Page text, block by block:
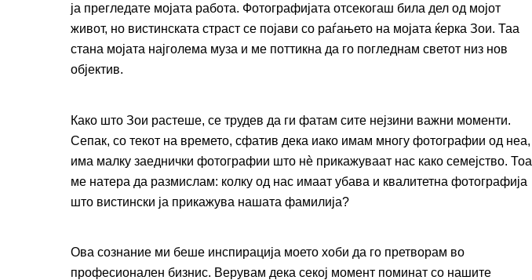
ја прегледате мојата работа. Фотографијата отсекогаш била дел од мојот
живот, но вистинската страст се појави со раѓањето на мојата ќерка Зои. Таа
стана мојата најголема муза и ме поттикна да го погледнам светот низ нов
објектив.
Како што Зои растеше, се трудев да ги фатам сите нејзини важни моменти.
Сепак, со текот на времето, сфатив дека иако имам многу фотографии од неа,
има малку заеднички фотографии што нè прикажуваат нас како семејство. Тоа
ме натера да размислам: колку од нас имаат убава и квалитетна фотографија
што вистински ја прикажува нашата фамилија?
Ова сознание ми беше инспирација моето хоби да го претворам во
професионален бизнис. Верувам дека секој момент поминат со нашите